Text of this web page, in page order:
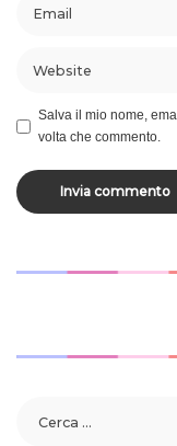
Salva il mio nome,
volta che commento.